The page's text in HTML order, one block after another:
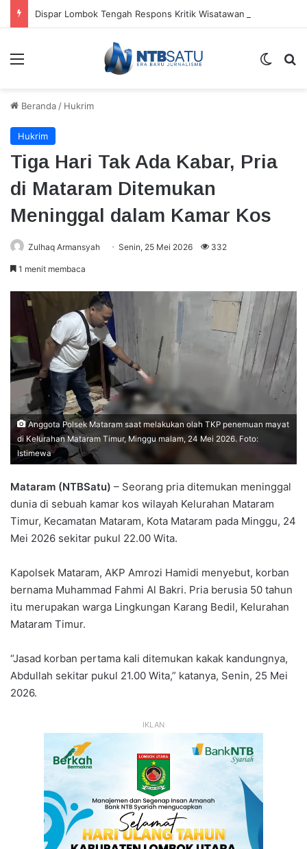
Menu
Beranda / Hukrim
Hukrim
Tiga Hari Tak Ada Kabar, Pria
di Mataram Ditemukan
Meninggal dalam Kamar Kos
Zulhaq Armansyah Senin, 25 Mei 2026 332
1 menit membaca
Anggota Polsek Mataram saat melakukan olah TKP penemuan mayat
di Kelurahan Mataram Timur, Minggu malam, 24 Mei 2026. Foto:
Istimewa
Mataram (NTBSatu) – Seorang pria ditemukan meninggal
dunia di sebuah kamar kos wilayah Kelurahan Mataram
Timur, Kecamatan Mataram, Kota Mataram pada Minggu, 24
Mei 2026 sekitar pukul 22.00 Wita.
Kapolsek Mataram, AKP Amrozi Hamidi menyebut, korban
bernama Muhammad Fahmi Al Bakri. Pria berusia 50 tahun
itu merupakan warga Lingkungan Karang Bedil, Kelurahan
Mataram Timur.
“Jasad korban pertama kali ditemukan kakak kandungnya,
Abdullah sekitar pukul 21.00 Wita,” katanya, Senin, 25 Mei
2026.
IKLAN